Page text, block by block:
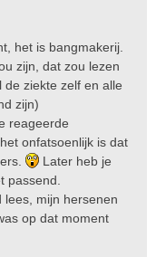
het is bangmakerij.
zijn, dat zou lezen
ziekte zelf en alle
zijn)
reageerde
onfatsoenlijk is dat
Later heb je
passend.
lees, mijn hersenen
op dat moment